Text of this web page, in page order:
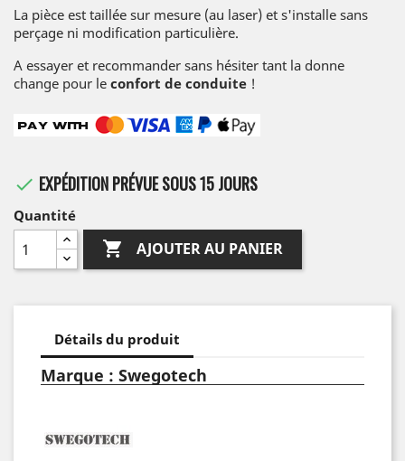
La pièce est taillée sur mesure (au laser) et s'installe sans
perçage ni modification particulière.
A essayer et recommander sans hésiter tant la donne
change pour le confort de conduite !
 EXPÉDITION PRÉVUE SOUS 15 JOURS
Quantité
 AJOUTER AU PANIER
Détails du produit
Marque : Swegotech